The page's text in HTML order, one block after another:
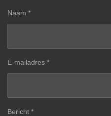
Naam *
E-mailadres *
Bericht *